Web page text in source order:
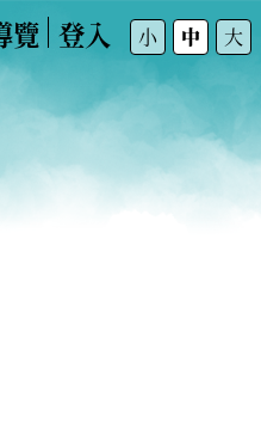
覽 登入 小 中 大